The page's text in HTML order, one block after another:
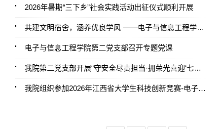
2026年暑期“三下乡”社会实践活动出征仪式顺利开展
共建文明宿舍，涵养优良学风 ——电子与信息工程学院圆满开展期末文明宿舍评选活动
电子与信息工程学院第二党支部召开专题党课
我院第二党支部开展“守安全尽责担当·拥荣光喜迎‘七一’”六月主题党日活动
我院组织参加2026年江西省大学生科技创新竞赛-电子专题设计赛